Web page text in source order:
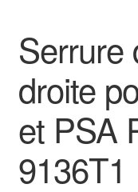
Serrure
droite
et PSA
9136T1